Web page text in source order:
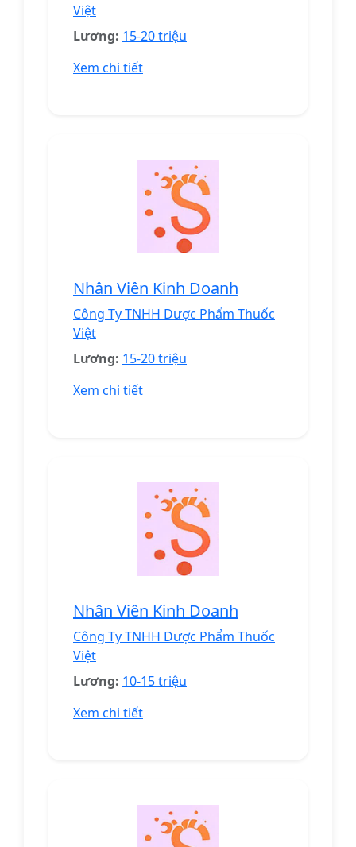
Việt
Lương: 15-20 triệu
Xem chi tiết
Nhân Viên Kinh Doanh
Công Ty TNHH Dược Phẩm Thuốc
Việt
Lương: 15-20 triệu
Xem chi tiết
Nhân Viên Kinh Doanh
Công Ty TNHH Dược Phẩm Thuốc
Việt
Lương: 10-15 triệu
Xem chi tiết